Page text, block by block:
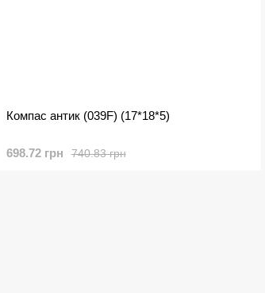
Компас антик (039F) (17*18*5)
740.83 грн
698.72 грн